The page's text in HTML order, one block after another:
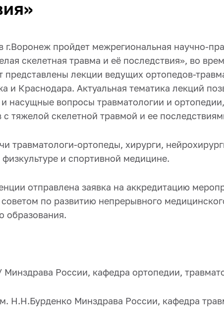
г.Воронеж пройдет межрегиональная научно-
скелетная травма и её последствия», во
представлены лекции ведущих ортопедов-
и Краснодара. Актуальная тематика лекций
насущные вопросы травматологии и
с тяжелой скелетной травмой и ее
травматологи-ортопеды, хирурги,
и спортивной медицине.
отправлена заявка на аккредитацию
по развитию непрерывного
образования.
России, кафедра ортопедии,
Н.Н.Бурденко Минздрава России, кафедра